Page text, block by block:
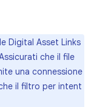
Digital Asset Links
che il file
una connessione
il filtro per intent